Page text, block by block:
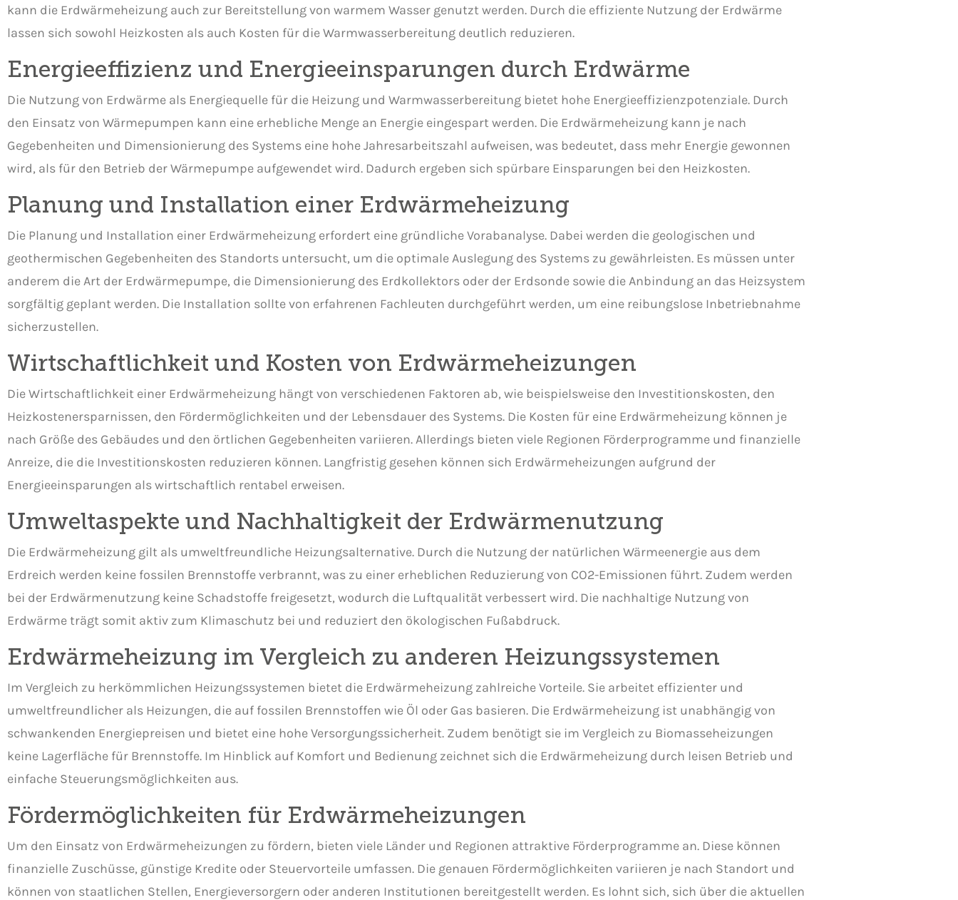
kann die Erdwärmeheizung auch zur Bereitstellung von warmem Wasser genutzt werden. Durch die effiziente Nutzung der Erdwärme
lassen sich sowohl Heizkosten als auch Kosten für die Warmwasserbereitung deutlich reduzieren.
Energieeffizienz und Energieeinsparungen durch Erdwärme
Die Nutzung von Erdwärme als Energiequelle für die Heizung und Warmwasserbereitung bietet hohe Energieeffizienzpotenziale. Durch
den Einsatz von Wärmepumpen kann eine erhebliche Menge an Energie eingespart werden. Die Erdwärmeheizung kann je nach
Gegebenheiten und Dimensionierung des Systems eine hohe Jahresarbeitszahl aufweisen, was bedeutet, dass mehr Energie gewonnen
wird, als für den Betrieb der Wärmepumpe aufgewendet wird. Dadurch ergeben sich spürbare Einsparungen bei den Heizkosten.
Planung und Installation einer Erdwärmeheizung
Die Planung und Installation einer Erdwärmeheizung erfordert eine gründliche Vorabanalyse. Dabei werden die geologischen und
geothermischen Gegebenheiten des Standorts untersucht, um die optimale Auslegung des Systems zu gewährleisten. Es müssen unter
anderem die Art der Erdwärmepumpe, die Dimensionierung des Erdkollektors oder der Erdsonde sowie die Anbindung an das Heizsystem
sorgfältig geplant werden. Die Installation sollte von erfahrenen Fachleuten durchgeführt werden, um eine reibungslose Inbetriebnahme
sicherzustellen.
Wirtschaftlichkeit und Kosten von Erdwärmeheizungen
Die Wirtschaftlichkeit einer Erdwärmeheizung hängt von verschiedenen Faktoren ab, wie beispielsweise den Investitionskosten, den
Heizkostenersparnissen, den Fördermöglichkeiten und der Lebensdauer des Systems. Die Kosten für eine Erdwärmeheizung können je
nach Größe des Gebäudes und den örtlichen Gegebenheiten variieren. Allerdings bieten viele Regionen Förderprogramme und finanzielle
Anreize, die die Investitionskosten reduzieren können. Langfristig gesehen können sich Erdwärmeheizungen aufgrund der
Energieeinsparungen als wirtschaftlich rentabel erweisen.
Umweltaspekte und Nachhaltigkeit der Erdwärmenutzung
Die Erdwärmeheizung gilt als umweltfreundliche Heizungsalternative. Durch die Nutzung der natürlichen Wärmeenergie aus dem
Erdreich werden keine fossilen Brennstoffe verbrannt, was zu einer erheblichen Reduzierung von CO2-Emissionen führt. Zudem werden
bei der Erdwärmenutzung keine Schadstoffe freigesetzt, wodurch die Luftqualität verbessert wird. Die nachhaltige Nutzung von
Erdwärme trägt somit aktiv zum Klimaschutz bei und reduziert den ökologischen Fußabdruck.
Erdwärmeheizung im Vergleich zu anderen Heizungssystemen
Im Vergleich zu herkömmlichen Heizungssystemen bietet die Erdwärmeheizung zahlreiche Vorteile. Sie arbeitet effizienter und
umweltfreundlicher als Heizungen, die auf fossilen Brennstoffen wie Öl oder Gas basieren. Die Erdwärmeheizung ist unabhängig von
schwankenden Energiepreisen und bietet eine hohe Versorgungssicherheit. Zudem benötigt sie im Vergleich zu Biomasseheizungen
keine Lagerfläche für Brennstoffe. Im Hinblick auf Komfort und Bedienung zeichnet sich die Erdwärmeheizung durch leisen Betrieb und
einfache Steuerungsmöglichkeiten aus.
Fördermöglichkeiten für Erdwärmeheizungen
Um den Einsatz von Erdwärmeheizungen zu fördern, bieten viele Länder und Regionen attraktive Förderprogramme an. Diese können
finanzielle Zuschüsse, günstige Kredite oder Steuervorteile umfassen. Die genauen Fördermöglichkeiten variieren je nach Standort und
können von staatlichen Stellen, Energieversorgern oder anderen Institutionen bereitgestellt werden. Es lohnt sich, sich über die aktuellen